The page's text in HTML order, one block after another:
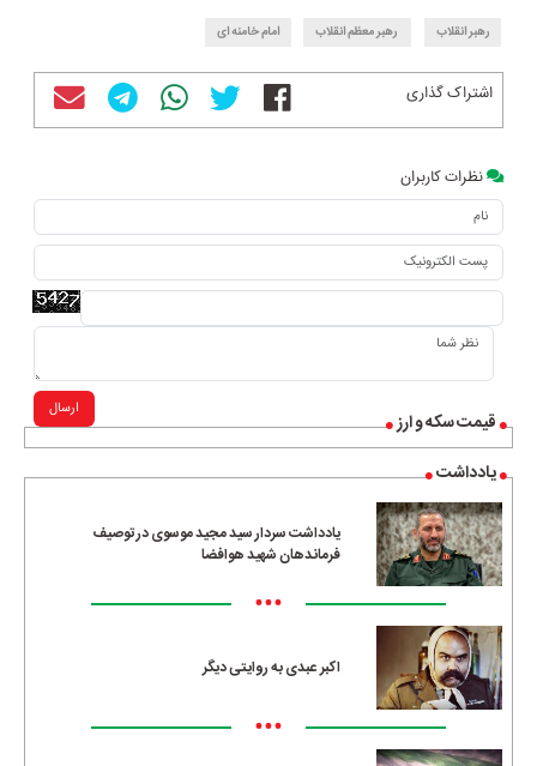
قیمت سکه و ارز
یادداشت
یادداشت سردار سید مجید موسوی در توصیف
فرماندهان شهید هوافضا
•••
اکبر عبدی به روایتی دیگر
•••
رهبر انقلاب رهبر معظم انقلاب امام خامنه ای
اشتراک گذاری
نظرات کاربران
ارسال